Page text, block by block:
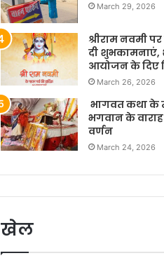
March 29, 2026
श्रीराम नवमी
दी शुभकामनाएं,
आयोजन के दिए
March 26, 2026
भागवत कथा के
भगवान के
वर्णन
March 24, 2026
खेल